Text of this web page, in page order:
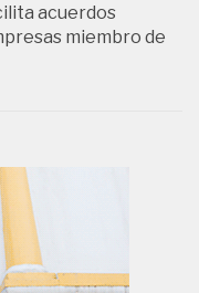
acuerdos
miembro de